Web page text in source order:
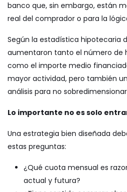
banco que, sin embargo, están
real del comprador o para la
Según la estadística hipotecaria
aumentaron tanto el número de
como el importe medio
mayor actividad, pero también
análisis para no
Lo importante no es solo
Una estrategia bien diseñada
estas preguntas:
¿Qué cuota mensual es
actual y futura?